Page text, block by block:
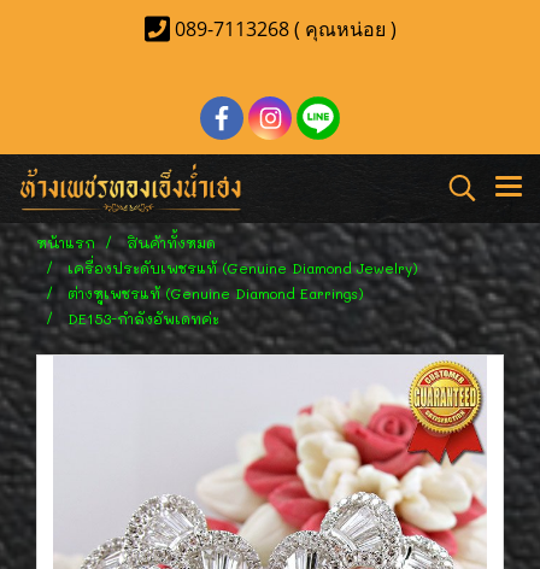
089-7113268 ( คุณหน่อย )
หน้าแรก
สินค้าทั้งหมด
เครื่องประดับเพชรแท้ (Genuine Diamond Jewelry)
ต่างหูเพชรแท้ (Genuine Diamond Earrings)
DE153-กำลังอัพเดทค่ะ